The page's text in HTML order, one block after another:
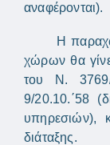
αναφέρονται).
Η
χώρων θα
του Ν.
9/20.10.΄58
υπηρεσιών),
διάταξης.